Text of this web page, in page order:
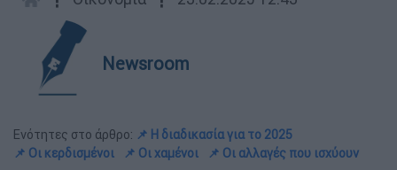
Newsroom
Ενότητες στο άρθρο: 📌 Η διαδικασία για το 2025
📌 Οι κερδισμένοι
📌 Οι χαμένοι 📌 Οι αλλαγές που ισχύουν